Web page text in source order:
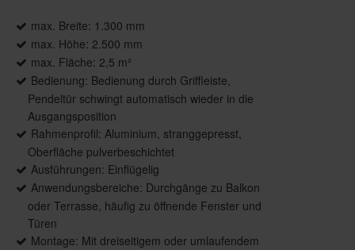
max. Breite: 1.300 mm
max. Höhe: 2.500 mm
max. Fläche: 2,5 m²
Bedienung: Bedienung durch Griffleiste,
Pendeltür schwingt automatisch wieder in die
Ausgangsposition
Rahmenprofil: Aluminium, stranggepresst,
Oberfläche pulverbeschichtet
Ausführungen: Einflügelig
Anwendungsbereiche: Durchgänge zu Balkon
oder Terrasse, häufig zu öffnende Fenster und
Türen
Montage: Mit dreiseitigem oder umlaufendem